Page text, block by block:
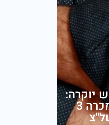
יוקרה:
צרפתי צבי ובניו מכרה 3